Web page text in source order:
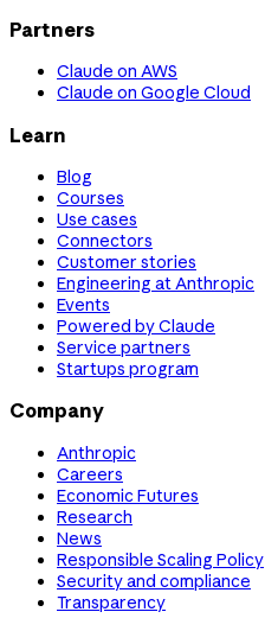
Partners
Claude on AWS
Claude on Google Cloud
Learn
Blog
Courses
Use cases
Connectors
Customer stories
Engineering at Anthropic
Events
Powered by Claude
Service partners
Startups program
Company
Anthropic
Careers
Economic Futures
Research
News
Responsible Scaling Policy
Security and compliance
Transparency